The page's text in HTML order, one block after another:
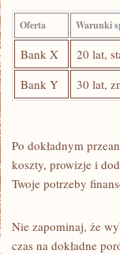
Oferta Warunki
Bank X 20 lat,
Bank Y
30 lat,
Po dokładnym
⁣koszty, prowizje⁤ i
Twoje potrzeby
Nie zapominaj, że
czas na ‌dokładne